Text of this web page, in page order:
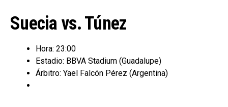
Suecia vs. Túnez
Hora: 23:00
Estadio: BBVA Stadium (Guadalupe)
Árbitro: Yael Falcón Pérez (Argentina)